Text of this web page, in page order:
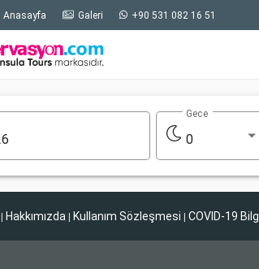
Anasayfa Galeri +90 531 082 16 51
0
Gece
| Hakkımızda | Kullanım Sözleşmesi | COVID-19